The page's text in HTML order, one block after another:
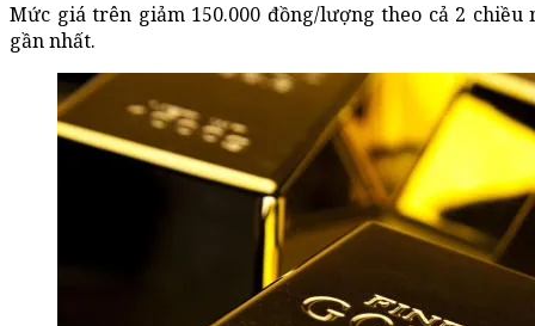
Mức giá trên giảm 150.000 đồng/lượng theo cả 2
gần nhất.